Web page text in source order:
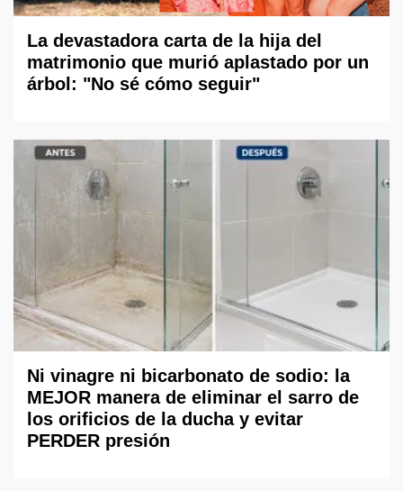
La devastadora carta de la hija del
matrimonio que murió aplastado por un
árbol: "No sé cómo seguir"
Ni vinagre ni bicarbonato de sodio: la
MEJOR manera de eliminar el sarro de
los orificios de la ducha y evitar
PERDER presión